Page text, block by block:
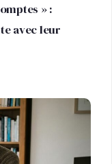
» :
avec leur